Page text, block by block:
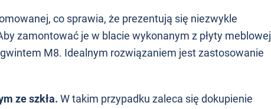
co sprawia, że prezentują się niezwykle
zamontować je w blacie wykonanym z płyty meblowej
M8. Idealnym rozwiązaniem jest zastosowanie
ze szkła. W takim przypadku zaleca się dokupienie